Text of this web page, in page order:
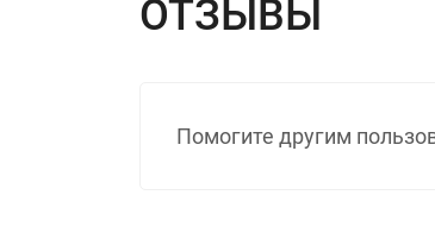
ОТЗЫВЫ
Помогите другим